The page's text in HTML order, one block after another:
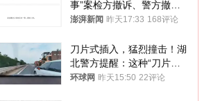
事”案检方撤诉、警方撤
案，两被告人获国赔
澎湃新闻 昨天17:33 168评论
刀片式插入，猛烈撞击！湖
北警方提醒：这种“刀片超
车”，太危险了
环球网 昨天15:50 22评论